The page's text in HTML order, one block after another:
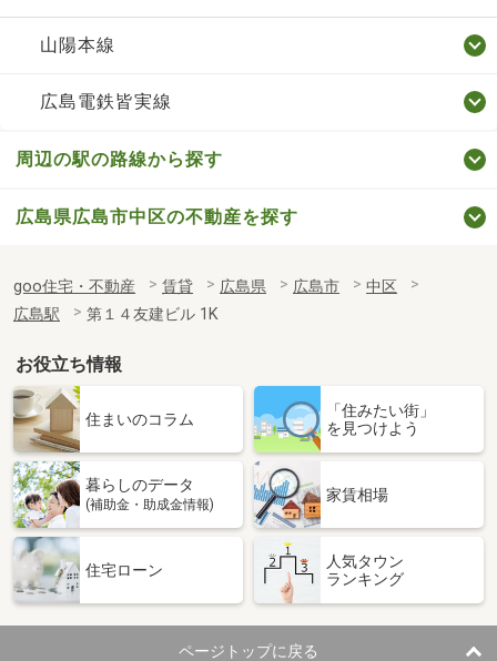
山陽本線
広島電鉄皆実線
周辺の駅の路線から探す
広島県広島市中区の不動産を探す
goo住宅・不動産 賃貸 広島県 広島市
中区
広島駅
第１４友建ビル 1K
お役立ち情報
住まいのコラム
「住みたい街」
を見つけよう
暮らしのデータ
(補助金・助成金情報)
家賃相場
住宅ローン
人気タウン
ランキング
ページトップに戻る